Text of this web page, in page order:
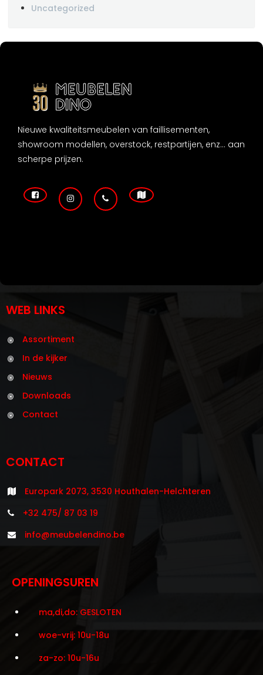
Uncategorized
Nieuwe kwaliteitsmeubelen van faillisementen,
showroom modellen, overstock, restpartijen, enz... aan
scherpe prijzen.
WEB LINKS
Assortiment
In de kijker
Nieuws
Downloads
Contact
CONTACT
Europark 2073, 3530 Houthalen-Helchteren
+32 475/ 87 03 19
info@meubelendino.be
OPENINGSUREN
ma,di,do: GESLOTEN
woe-vrij: 10u-18u
za-zo: 10u-16u